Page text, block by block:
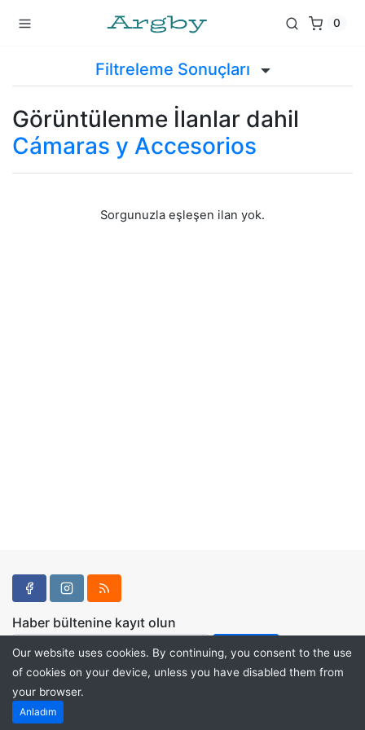
0
Filtreleme Sonuçları
Görüntülenme İlanlar dahil
Cámaras y Accesorios
Sorgunuzla eşleşen ilan yok.
Haber bültenine kayıt olun
Powered by
Our website uses cookies. By continuing, you consent to the use
of cookies on your device, unless you have disabled them from
your browser.
Anladım